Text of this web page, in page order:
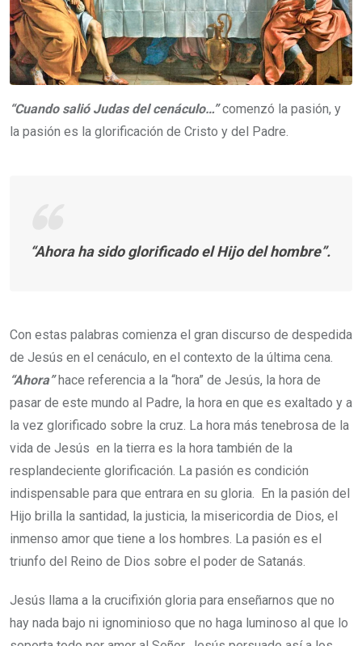
“Cuando salió Judas del cenáculo…”comenzó la pasión, y
la pasión es la glorificación de Cristo y del Padre.
“Ahora ha sido glorificado el Hijo del hombre”.
Con estas palabras comienza el gran discurso de despedida
de Jesús en el cenáculo, en el contexto de la última cena.
“Ahora”hace referencia a la “hora” de Jesús, la hora de
pasar de este mundo al Padre, la hora en que es exaltado y a
la vez glorificado sobre la cruz. La hora más tenebrosa de la
vida de Jesús en la tierra es la hora también de la
resplandeciente glorificación. La pasión es condición
indispensable para que entrara en su gloria. En la pasión del
Hijo brilla la santidad, la justicia, la misericordia de Dios, el
inmenso amor que tiene a los hombres. La pasión es el
triunfo del Reino de Dios sobre el poder de Satanás.
Jesús llama a la crucifixión gloria para enseñarnos que no
hay nada bajo ni ignominioso que no haga luminoso al que lo